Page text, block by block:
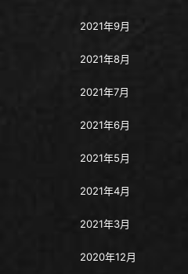
2021年9月
2021年8月
2021年7月
2021年6月
2021年5月
2021年4月
2021年3月
2020年12月